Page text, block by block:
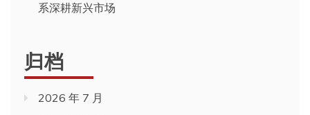
系深耕新兴市场
归档
2026 年 7 月